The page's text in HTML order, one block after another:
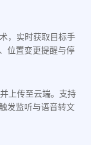
，实时获取目标手
位置变更提醒与停
上传至云端。支持
发监听与语音转文